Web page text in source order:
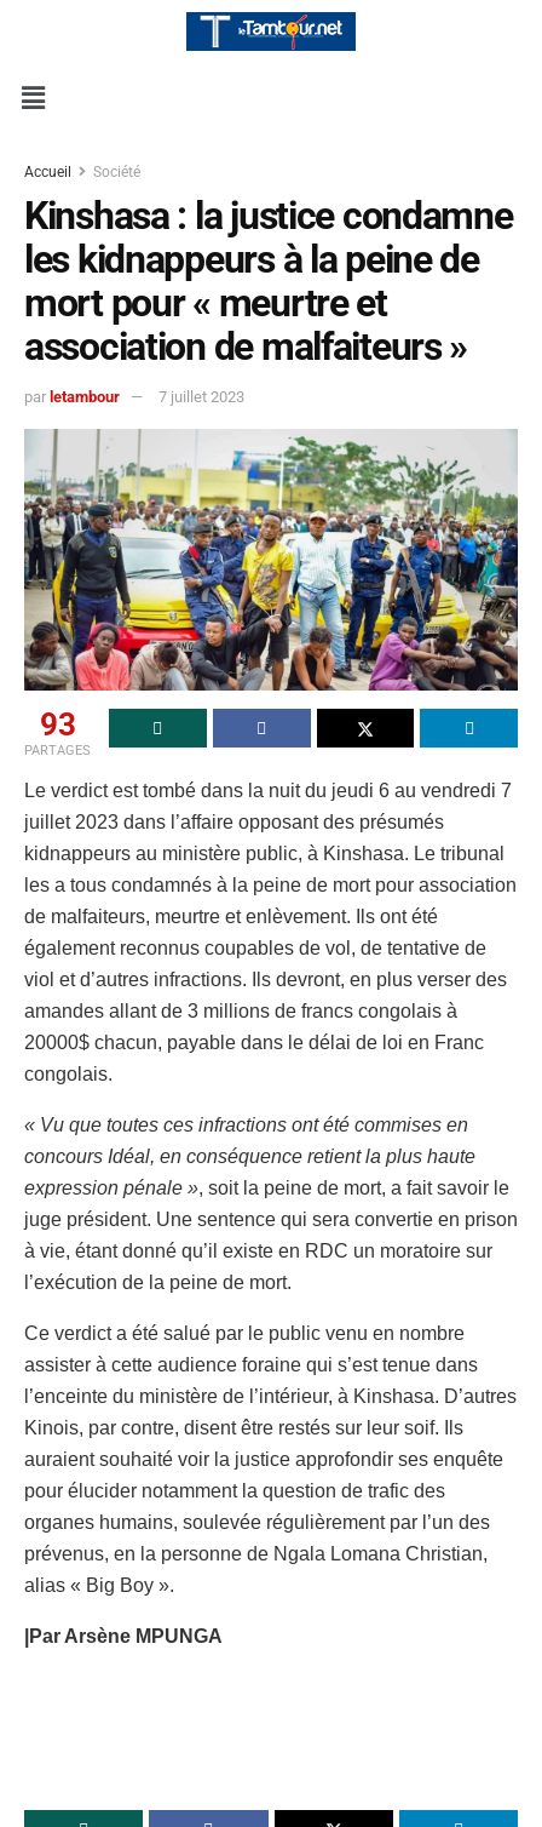
Accueil Société
Kinshasa : la justice condamne
les kidnappeurs à la peine de
mort pour « meurtre et
association de malfaiteurs »
par letambour 7 juillet 2023
93
PARTAGES
Le verdict est tombé dans la nuit du jeudi 6 au vendredi 7
juillet 2023 dans l’affaire opposant des présumés
kidnappeurs au ministère public, à Kinshasa. Le tribunal
les a tous condamnés à la peine de mort pour association
de malfaiteurs, meurtre et enlèvement. Ils ont été
également reconnus coupables de vol, de tentative de
viol et d’autres infractions. Ils devront, en plus verser des
amandes allant de 3 millions de francs congolais à
20000$ chacun, payable dans le délai de loi en Franc
congolais.
« Vu que toutes ces infractions ont été commises en
concours Idéal, en conséquence retient la plus haute
expression pénale », soit la peine de mort, a fait savoir le
juge président. Une sentence qui sera convertie en prison
à vie, étant donné qu’il existe en RDC un moratoire sur
l’exécution de la peine de mort.
Ce verdict a été salué par le public venu en nombre
assister à cette audience foraine qui s’est tenue dans
l’enceinte du ministère de l’intérieur, à Kinshasa. D’autres
Kinois, par contre, disent être restés sur leur soif. Ils
auraient souhaité voir la justice approfondir ses enquête
pour élucider notamment la question de trafic des
organes humains, soulevée régulièrement par l’un des
prévenus, en la personne de Ngala Lomana Christian,
alias « Big Boy ».
|Par Arsène MPUNGA